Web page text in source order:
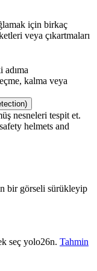
için birkaç
veya çıkartmaları
kalma veya
nesneleri tespit et.
bir görseli sürükleyip
seç yolo26n. Tahmin